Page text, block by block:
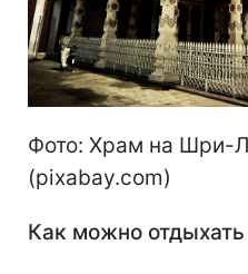
Фото: Храм на Шри-
(pixabay.com)
Как можно